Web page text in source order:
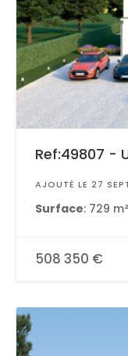
Ref:49807 -
AJOUTÉ LE 27
Surface: 729 m²
508 350 €